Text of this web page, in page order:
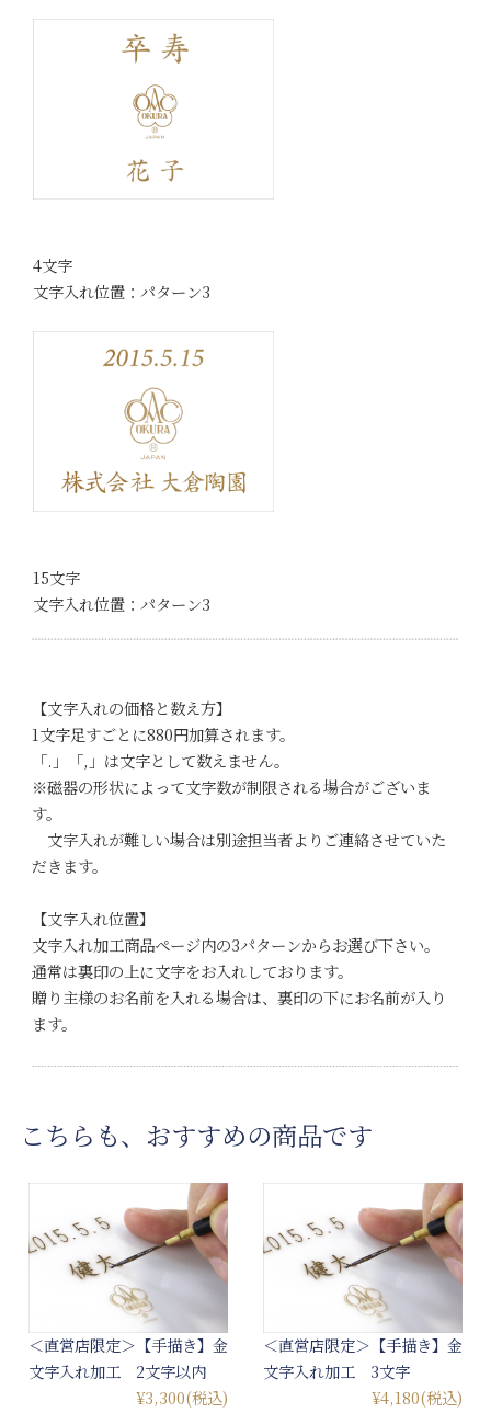
4文字
文字入れ位置：パターン3
15文字
文字入れ位置：パターン3
【文字入れの価格と数え方】
1文字足すごとに880円加算されます。
「.」「,」は文字として数えません。
※磁器の形状によって文字数が制限される場合がございま
す。
文字入れが難しい場合は別途担当者よりご連絡させていた
だきます。
【文字入れ位置】
文字入れ加工商品ページ内の3パターンからお選び下さい。
通常は裏印の上に文字をお入れしております。
贈り主様のお名前を入れる場合は、裏印の下にお名前が入り
ます。
こちらも、おすすめの商品です
＜直営店限定＞【手描き】金
文字入れ加工 2文字以内
¥3,300(税込)
＜直営店限定＞【手描き】金
文字入れ加工 3文字
¥4,180(税込)